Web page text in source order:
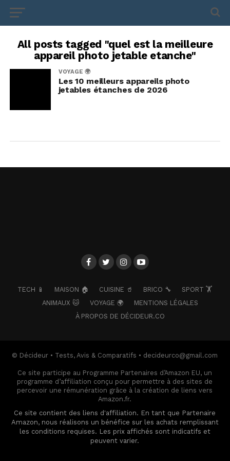
All posts tagged "quel est la meilleure
appareil photo jetable etanche"
VOYAGE 🌍
Les 10 meilleurs appareils photo
jetables étanches de 2026
TECH 📱 MAISON 🏠 CUISINE 🥤 BRICO 🔧
SPORT 🏋️
ANIMAUX 🐱
VOYAGE 🌍
MENTIONS LÉGALES
À PROPOS DE DÉCIDEUR.CO
© Décideur • Tests, Avis & Comparatifs • decideurco@gmail.com
Ce site participe au Programme Partenaires d’Amazon EU, un
programme d’affiliation conçu pour permettre à des sites de
percevoir une rémunération grâce à la création de liens vers
Amazon.fr.
Ce site contient des liens d'affiliation. En tant que Partenaire
Amazon, nous réalisons un bénéfice sur les achats remplissant
les conditions requises. Les prix affichés sont indicatifs et
peuvent varier.